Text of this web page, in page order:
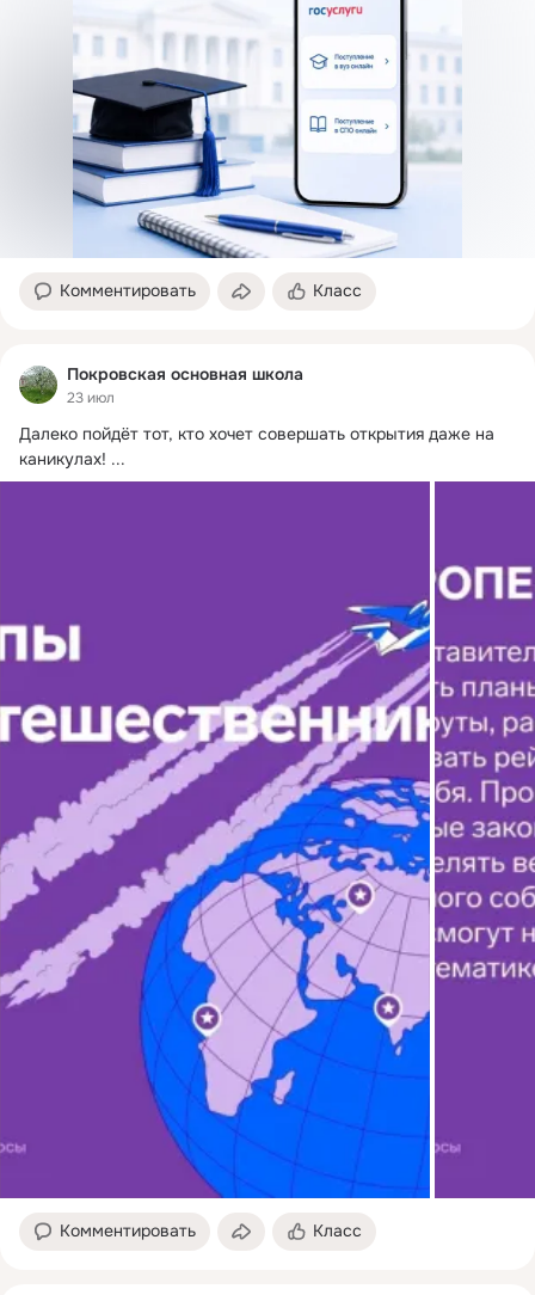
Комментировать Класс
Покровская основная школа
23 июл
Далеко пойдёт тот, кто хочет совершать открытия даже на
каникулах! ...
Комментировать Класс